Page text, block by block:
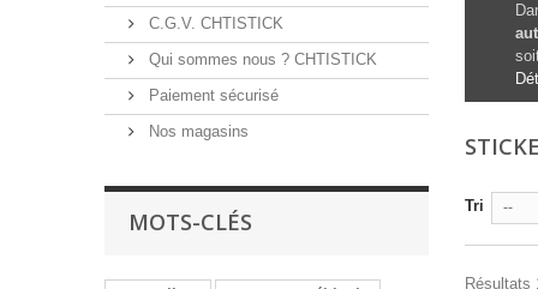
C.G.V. CHTISTICK
Qui sommes nous ? CHTISTICK
Paiement sécurisé
Nos magasins
MOTS-CLÉS
Tri --
Résultats